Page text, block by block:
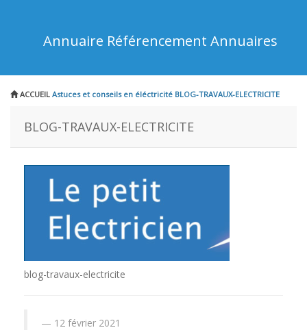
Annuaire Référencement Annuaires
ACCUEIL Astuces et conseils en éléctricité BLOG-TRAVAUX-ELECTRICITE
BLOG-TRAVAUX-ELECTRICITE
blog-travaux-electricite
12 février 2021